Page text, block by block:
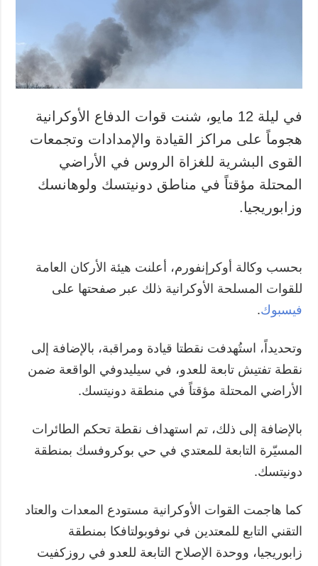
في ليلة 12 مايو، شنت قوات الدفاع الأوكرانية
هجوماً على مراكز القيادة والإمدادات وتجمعات
القوى البشرية للغزاة الروس في الأراضي
المحتلة مؤقتاً في مناطق دونيتسك ولوهانسك
وزابوريجيا.
بحسب وكالة أوكرإنفورم، أعلنت هيئة الأركان العامة
للقوات المسلحة الأوكرانية ذلك عبر صفحتها على
فيسبوك.
وتحديداً، استُهدفت نقطتا قيادة ومراقبة، بالإضافة إلى
نقطة تفتيش تابعة للعدو، في سيليدوفي الواقعة ضمن
الأراضي المحتلة مؤقتاً في منطقة دونيتسك.
بالإضافة إلى ذلك، تم استهداف نقطة تحكم الطائرات
المسيّرة التابعة للمعتدي في حي بوكروفسك بمنطقة
دونيتسك.
كما هاجمت القوات الأوكرانية مستودع المعدات والعتاد
التقني التابع للمعتدين في نوفوبولتافكا بمنطقة
زابوريجيا، ووحدة الإصلاح التابعة للعدو في روزكفيت